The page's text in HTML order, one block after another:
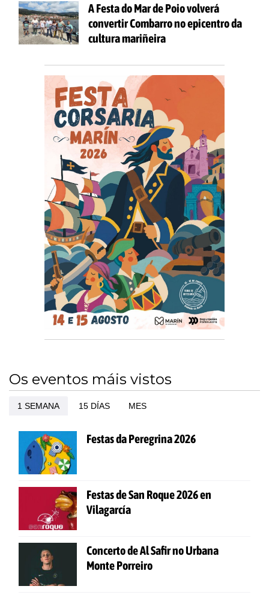
A Festa do Mar de Poio volverá
convertir Combarro no epicentro da
cultura mariñeira
Os eventos máis vistos
1 SEMANA 15 DÍAS MES
Festas da Peregrina 2026
Festas de San Roque 2026 en
Vilagarcía
Concerto de Al Safir no Urbana
Monte Porreiro